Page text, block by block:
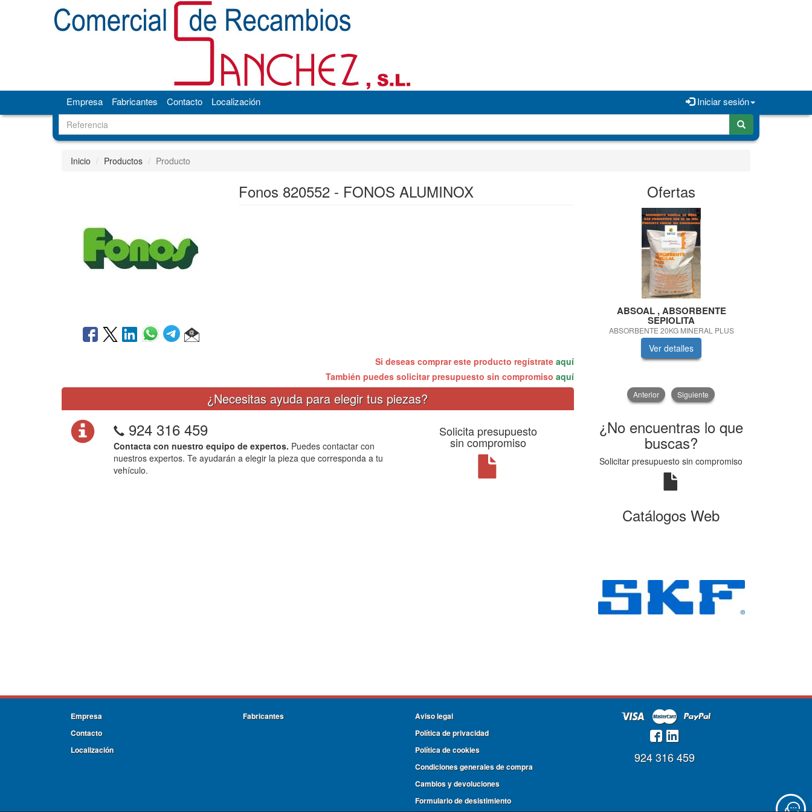
Iniciar sesión
Empresa Fabricantes Contacto Localización
Inicio Productos Producto
Fonos 820552 - FONOS ALUMINOX
Si deseas comprar este producto regístrate aquí
También puedes solicitar presupuesto sin compromiso aquí
¿Necesitas ayuda para elegir tus piezas?
924 316 459
Contacta con nuestro equipo de expertos. Puedes contactar con
nuestros expertos. Te ayudarán a elegir la pieza que corresponda a tu
vehículo.
Solicita presupuesto
sin compromiso
Ofertas
ABSOAL , ABSORBENTE
SEPIOLITA
ABSORBENTE 20KG MINERAL PLUS
Ver detalles
Anterior Siguiente
¿No encuentras lo que
buscas?
Solicitar presupuesto sin compromiso
Catálogos Web
Empresa
Contacto
Localización
Fabricantes
Aviso legal
Política de privacidad
Política de cookies
Condiciones generales de compra
Cambios y devoluciones
Formulario de desistimiento
924 316 459